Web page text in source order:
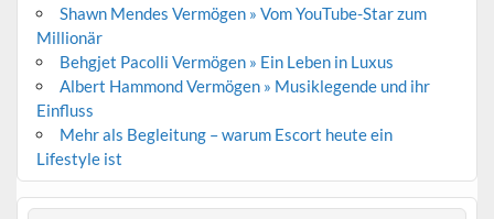
Shawn Mendes Vermögen » Vom YouTube-Star zum
Millionär
Behgjet Pacolli Vermögen » Ein Leben in Luxus
Albert Hammond Vermögen » Musiklegende und ihr
Einfluss
Mehr als Begleitung – warum Escort heute ein
Lifestyle ist